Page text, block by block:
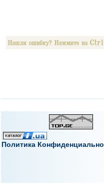
Политика